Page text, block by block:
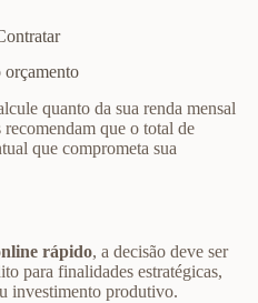
orçamento
quanto da sua renda mensal
que o total de
que comprometa sua
rápido, a decisão deve ser
para finalidades estratégicas,
investimento produtivo.